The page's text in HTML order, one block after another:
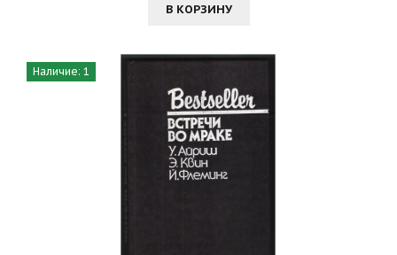
В КОРЗИНУ
Наличие: 1